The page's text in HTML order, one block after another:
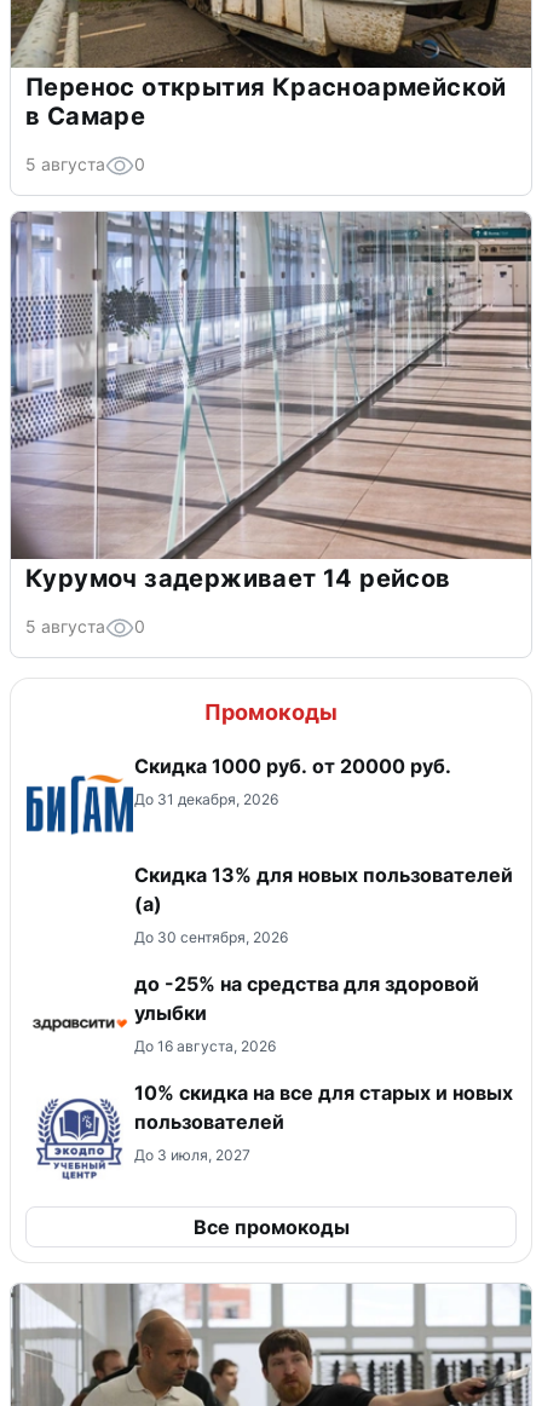
Перенос открытия Красноармейской
в Самаре
5 августа 0
Курумоч задерживает 14 рейсов
5 августа 0
Промокоды
​Скидка 1000 руб. от 20000 руб.
До 31 декабря, 2026
Скидка 13% для новых пользователей
(а)
До 30 сентября, 2026
до -25% на средства для здоровой
улыбки
До 16 августа, 2026
10% скидка на все для старых и новых
пользователей
До 3 июля, 2027
Все промокоды